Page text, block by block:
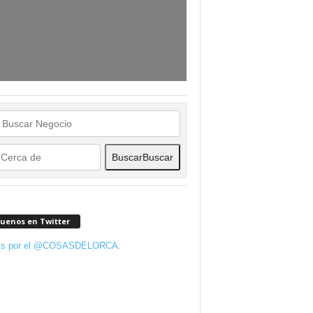
BuscarBuscar
en Twitter
por el @COSASDELORCA.